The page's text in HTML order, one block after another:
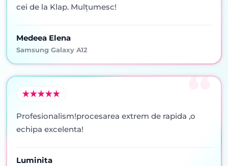
cei de la Klap. Mulţumesc!
Medeea Elena
Samsung Galaxy A12
Profesionalism!procesarea extrem de rapida ,o
echipa excelenta!
Luminita